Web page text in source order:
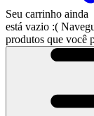
Seu carrinho ainda
está vazio :(
produtos que você